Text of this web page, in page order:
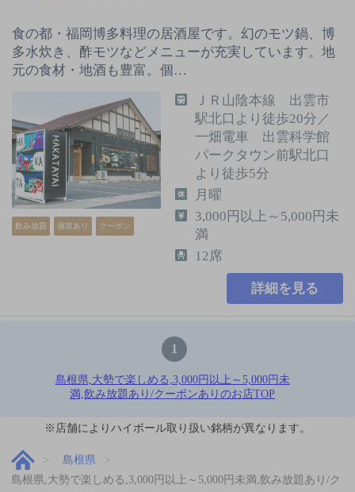
食の都・福岡博多料理の居酒屋です。幻のモツ鍋、博
多水炊き、酢モツなどメニューが充実しています。地
元の食材・地酒も豊富。個…
飲み放題 個室あり クーポン
ＪＲ山陰本線 出雲市
駅北口より徒歩20分／
一畑電車 出雲科学館
パークタウン前駅北口
より徒歩5分
月曜
3,000円以上～5,000円未
満
12席
詳細を見る
1
島根県,大勢で楽しめる,3,000円以上～5,000円未
満,飲み放題あり/クーポンありのお店TOP
※店舗によりハイボール取り扱い銘柄が異なります。
島根県
島根県,大勢で楽しめる,3,000円以上～5,000円未満,飲み放題あり/ク